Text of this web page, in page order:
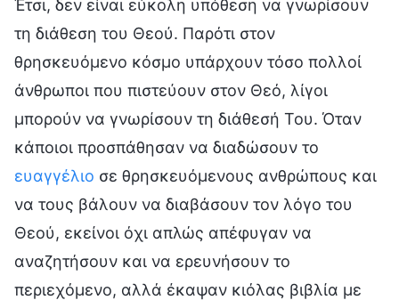
Έτσι, δεν είναι εύκολη υπόθεση να γνωρίσουν
τη διάθεση του Θεού. Παρότι στον
θρησκευόμενο κόσμο υπάρχουν τόσο πολλοί
άνθρωποι που πιστεύουν στον Θεό, λίγοι
μπορούν να γνωρίσουν τη διάθεσή Του. Όταν
κάποιοι προσπάθησαν να διαδώσουν το
ευαγγέλιο σε θρησκευόμενους ανθρώπους και
να τους βάλουν να διαβάσουν τον λόγο του
Θεού, εκείνοι όχι απλώς απέφυγαν να
αναζητήσουν και να ερευνήσουν το
περιεχόμενο, αλλά έκαψαν κιόλας βιβλία με